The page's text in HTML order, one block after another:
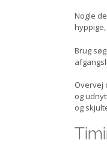
Nogle
Brug
Overvej
og
og